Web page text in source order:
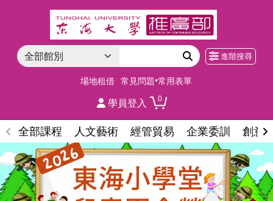
進階搜尋
場地租借 常見問題•常用表單
學員登入 0
全部課程 人文藝術 經管貿易 企業委訓 創意